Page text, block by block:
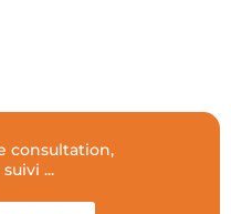
consultation,
...